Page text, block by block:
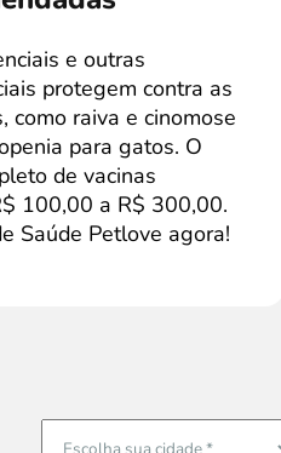
e outras
protegem contra as
como raiva e cinomose
para gatos. O
de vacinas
100,00 a R$ 300,00.
Saúde Petlove agora!